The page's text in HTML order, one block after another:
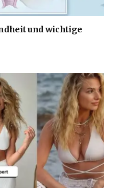
und wichtige